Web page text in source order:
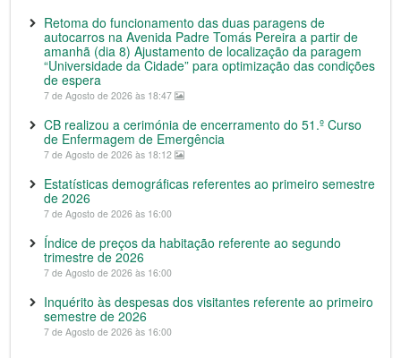
Retoma do funcionamento das duas paragens de
autocarros na Avenida Padre Tomás Pereira a partir de
amanhã (dia 8) Ajustamento de localização da paragem
“Universidade da Cidade” para optimização das condições
de espera
7 de Agosto de 2026 às 18:47
CB realizou a cerimónia de encerramento do 51.º Curso
de Enfermagem de Emergência
7 de Agosto de 2026 às 18:12
Estatísticas demográficas referentes ao primeiro semestre
de 2026
7 de Agosto de 2026 às 16:00
Índice de preços da habitação referente ao segundo
trimestre de 2026
7 de Agosto de 2026 às 16:00
Inquérito às despesas dos visitantes referente ao primeiro
semestre de 2026
7 de Agosto de 2026 às 16:00